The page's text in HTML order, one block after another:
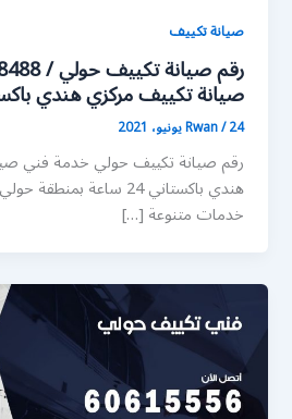
صيانة تكييف
صيانة تكييف مركزي هندي
Rwan/24 يونيو، 2021
رقم صيانة تكييف حولي خدمة فني
هندي باكستاني 24 ساعة
خدمات متنوعة […]